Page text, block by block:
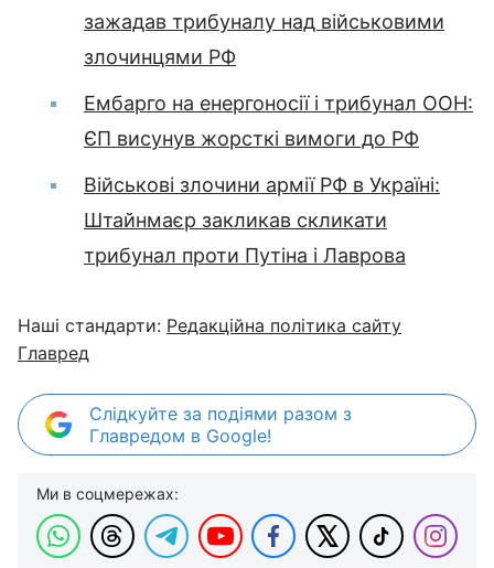
зажадав трибуналу над військовими
злочинцями РФ
Ембарго на енергоносії і трибунал ООН:
ЄП висунув жорсткі вимоги до РФ
Військові злочини армії РФ в Україні:
Штайнмаєр закликав скликати
трибунал проти Путіна і Лаврова
Наші стандарти: Редакційна політика сайту
Главред
Слідкуйте за подіями разом з
Главредом в Google!
Ми в соцмережах: